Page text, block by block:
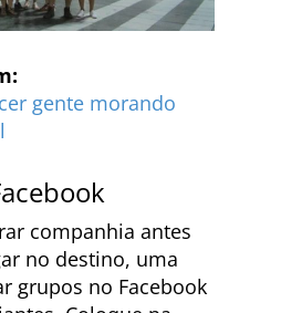
gente morando
companhia antes
no destino, uma
grupos no Facebook